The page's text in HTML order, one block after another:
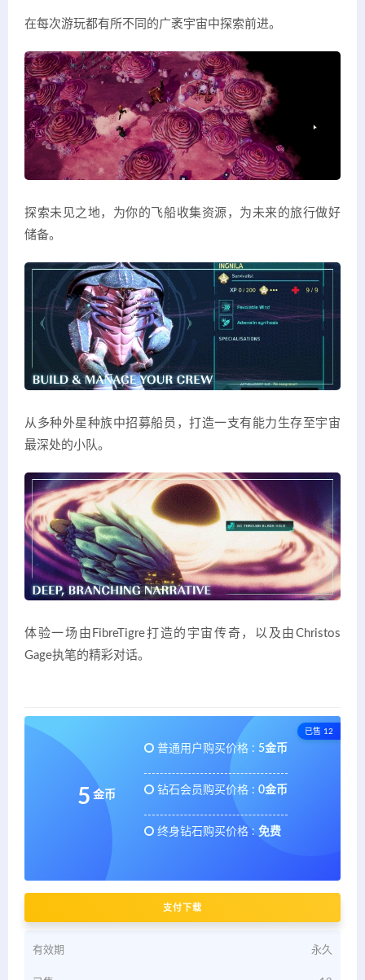
在每次游玩都有所不同的广袤宇宙中探索前进。
探索未见之地，为你的飞船收集资源，为未来的旅行做好
储备。
从多种外星种族中招募船员，打造一支有能力生存至宇宙
最深处的小队。
体验一场由FibreTigre打造的宇宙传奇，以及由Christos
Gage执笔的精彩对话。
已售 12
5 金币
普通用户购买价格 : 5金币
钻石会员购买价格 : 0金币
终身钻石购买价格 : 免费
支付下载
有效期 永久